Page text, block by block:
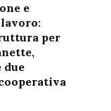
e
per
due